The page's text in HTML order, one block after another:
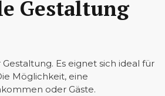
Gestaltung
Es eignet sich ideal für
Möglichkeit, eine
oder Gäste.